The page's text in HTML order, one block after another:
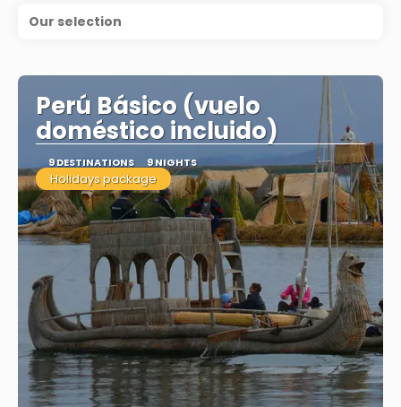
Our selection
Perú Básico (vuelo
doméstico incluido)
9 DESTINATIONS 9 NIGHTS
Holidays package